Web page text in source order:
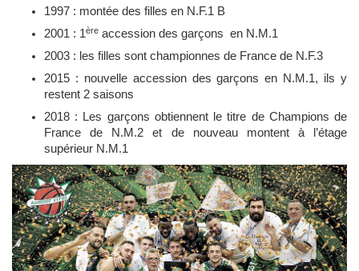
1997 : montée des filles en N.F.1 B
2001 : 1ère accession des garçons en N.M.1
2003 : les filles sont championnes de France de N.F.3
2015 : nouvelle accession des garçons en N.M.1, ils y
restent 2 saisons
2018 : Les garçons obtiennent le titre de Champions de
France de N.M.2 et de nouveau montent à l’étage
supérieur N.M.1